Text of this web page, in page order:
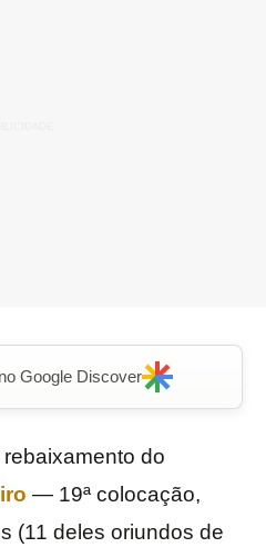
no Google Discover
do
— 19ª colocação,
(11 deles oriundos de